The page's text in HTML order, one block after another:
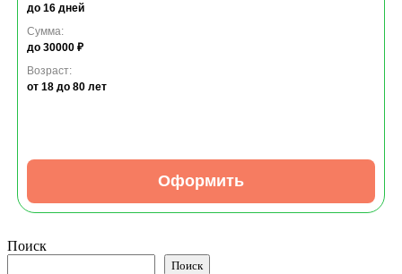
до 16 дней
Сумма:
до 30000 ₽
Возраст:
от 18 до 80 лет
Оформить
Поиск
Поиск